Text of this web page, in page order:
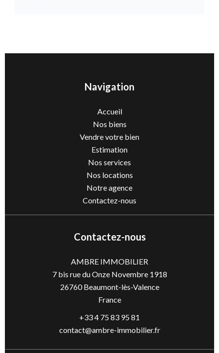
Navigation
Accueil
Nos biens
Vendre votre bien
Estimation
Nos services
Nos locations
Notre agence
Contactez-nous
Contactez-nous
AMBRE IMMOBILIER
7 bis rue du Onze Novembre 1918
26760Beaumont-lès-Valence
France
+33 4 75 83 95 81
contact@ambre-immobilier.fr